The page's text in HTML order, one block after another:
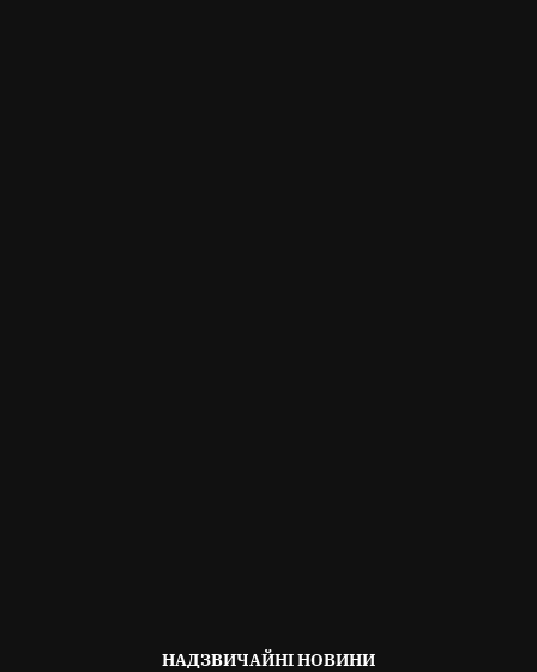
ОПУБЛІКОВАНО
НАДЗВИЧАЙНІ НОВИНИ